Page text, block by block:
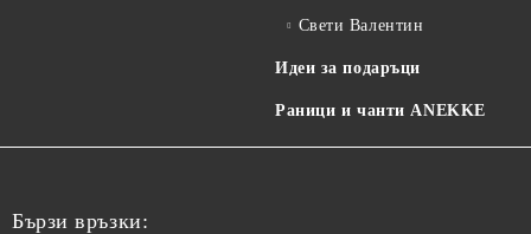
Свети Валентин
Идеи за подаръци
Раници и чанти ANEKKE
Бързи връзки: